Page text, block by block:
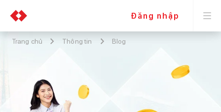
Đăng nhập
Trang chủ Thông tin Blog